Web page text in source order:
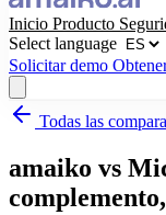
Inicio Producto
Select language
Solicitar demo
Obtener amaiko
Select language
Todas las
amaiko vs